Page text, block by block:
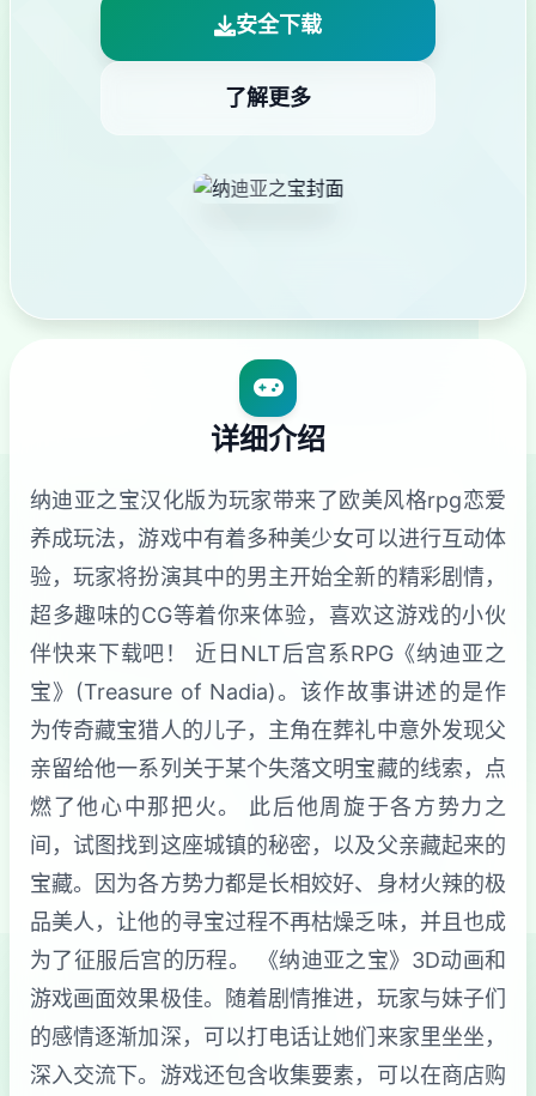
安全下载
了解更多
详细介绍
纳迪亚之宝汉化版为玩家带来了欧美风格rpg恋爱
养成玩法，游戏中有着多种美少女可以进行互动体
验，玩家将扮演其中的男主开始全新的精彩剧情，
超多趣味的CG等着你来体验，喜欢这游戏的小伙
伴快来下载吧！ 近日NLT后宫系RPG《纳迪亚之
宝》(Treasure of Nadia)。该作故事讲述的是作
为传奇藏宝猎人的儿子，主角在葬礼中意外发现父
亲留给他一系列关于某个失落文明宝藏的线索，点
燃了他心中那把火。 此后他周旋于各方势力之
间，试图找到这座城镇的秘密，以及父亲藏起来的
宝藏。因为各方势力都是长相姣好、身材火辣的极
品美人，让他的寻宝过程不再枯燥乏味，并且也成
为了征服后宫的历程。 《纳迪亚之宝》3D动画和
游戏画面效果极佳。随着剧情推进，玩家与妹子们
的感情逐渐加深，可以打电话让她们来家里坐坐，
深入交流下。游戏还包含收集要素，可以在商店购